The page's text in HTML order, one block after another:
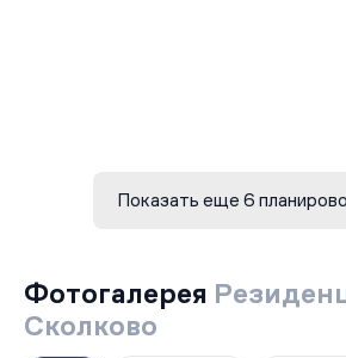
Показать еще 6
Фотогалерея
Сколково